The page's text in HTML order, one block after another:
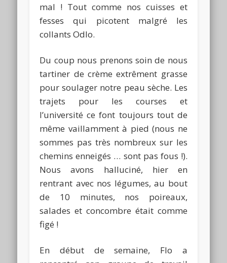
mal ! Tout comme nos cuisses et
fesses qui picotent malgré les
collants Odlo.
Du coup nous prenons soin de nous
tartiner de crème extrêment grasse
pour soulager notre peau sèche. Les
trajets pour les courses et
l’université ce font toujours tout de
même vaillamment à pied (nous ne
sommes pas très nombreux sur les
chemins enneigés … sont pas fous !).
Nous avons halluciné, hier en
rentrant avec nos légumes, au bout
de 10 minutes, nos poireaux,
salades et concombre était comme
figé !
En début de semaine, Flo a